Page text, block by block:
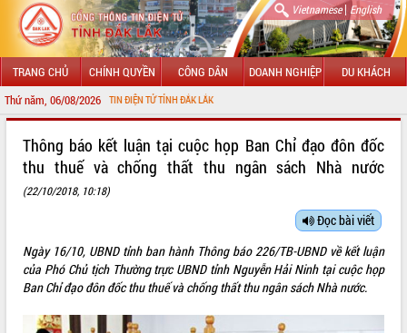
Vietnamese| English
TRANG CHỦ CHÍNH QUYỀN CÔNG DÂN DOANH NGHIỆP DU KHÁCH
Thứ năm, 06/08/2026
THÔNG TIN ĐIỆN TỬ TỈNH ĐẮK LẮK
LÃNH ĐẠO UBND TỈNH
SỞ, BAN, NGÀNH
UBND CÁC XÃ, PHƯỜNG
THÔNG TIN CHỈ ĐẠO ĐIỀU HÀNH
Thông báo kết luận tại cuộc họp Ban Chỉ đạo đôn đốc
thu thuế và chống thất thu ngân sách Nhà nước
(22/10/2018, 10:18)
Đọc bài viết
Ngày 16/10, UBND tỉnh ban hành Thông báo 226/TB-UBND về kết luận
của Phó Chủ tịch Thường trực UBND tỉnh Nguyễn Hải Ninh tại cuộc họp
Ban Chỉ đạo đôn đốc thu thuế và chống thất thu ngân sách Nhà nước.